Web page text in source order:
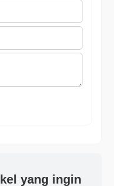
yang ingin